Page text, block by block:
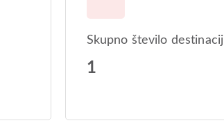
Skupno število destinacij
1